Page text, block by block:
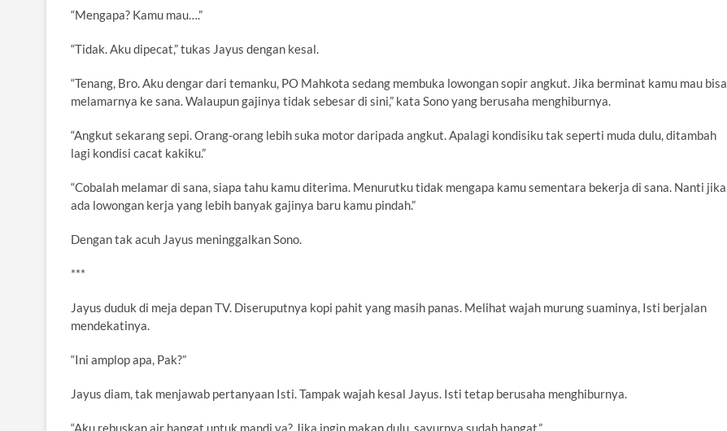
“Mengapa? Kamu mau….”
“Tidak. Aku dipecat,” tukas Jayus dengan kesal.
“Tenang, Bro. Aku dengar dari temanku, PO Mahkota sedang membuka lowongan sopir angkut. Jika berminat kamu mau bisa
melamarnya ke sana. Walaupun gajinya tidak sebesar di sini,” kata Sono yang berusaha menghiburnya.
“Angkut sekarang sepi. Orang-orang lebih suka motor daripada angkut. Apalagi kondisiku tak seperti muda dulu, ditambah
lagi kondisi cacat kakiku.”
“Cobalah melamar di sana, siapa tahu kamu diterima. Menurutku tidak mengapa kamu sementara bekerja di sana. Nanti jika
ada lowongan kerja yang lebih banyak gajinya baru kamu pindah.”
Dengan tak acuh Jayus meninggalkan Sono.
***
Jayus duduk di meja depan TV. Diseruputnya kopi pahit yang masih panas. Melihat wajah murung suaminya, Isti berjalan
mendekatinya.
“Ini amplop apa, Pak?”
Jayus diam, tak menjawab pertanyaan Isti. Tampak wajah kesal Jayus. Isti tetap berusaha menghiburnya.
“Aku rebuskan air hangat untuk mandi ya? Jika ingin makan dulu, sayurnya sudah hangat.”